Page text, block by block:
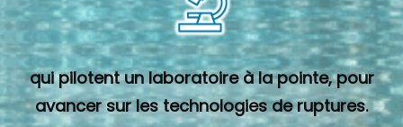
qui pilotent un laboratoire à la pointe, pour
avancer sur les technologies de ruptures.